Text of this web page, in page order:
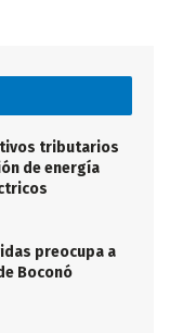
tributarios
de energía
preocupa a
Boconó